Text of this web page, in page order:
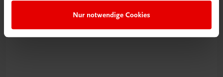
Nur notwendige Cookies